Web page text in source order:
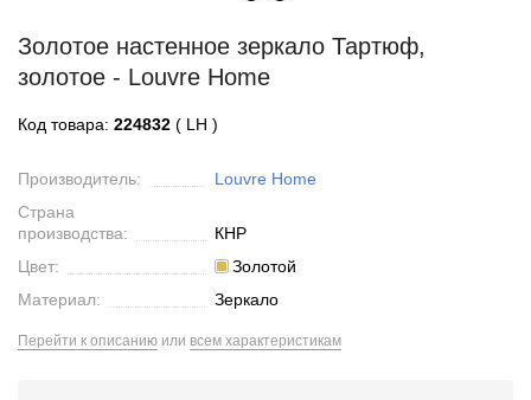
Золотое настенное зеркало Тартюф,
золотое - Louvre Home
Код товара: 224832 ( LH )
Производитель:
Louvre Home
Страна
производства:
КНР
Цвет:
Золотой
Материал:
Зеркало
Перейти к описанию или всем характеристикам